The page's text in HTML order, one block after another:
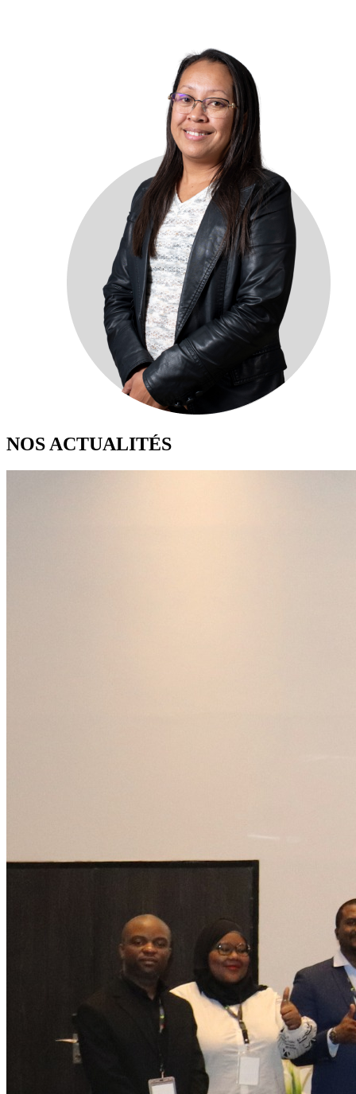
NOS ACTUALITÉS